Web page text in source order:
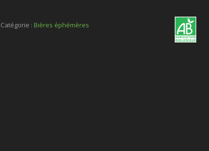
Catégorie : Bières éphémères